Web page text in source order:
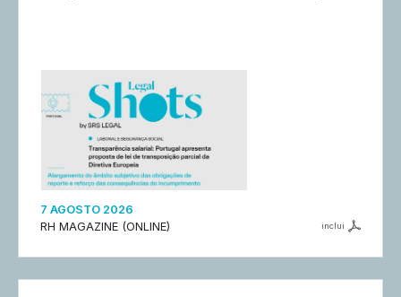
7 AGOSTO 2026
RH MAGAZINE (ONLINE)
inclui